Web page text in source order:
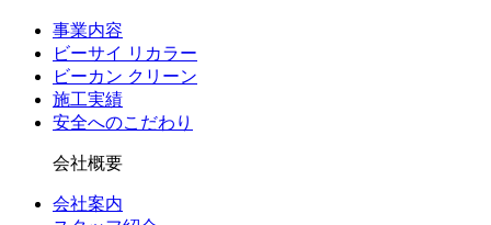
事業内容
ビーサイ リカラー
ビーカン クリーン
施工実績
安全へのこだわり
会社概要
会社案内